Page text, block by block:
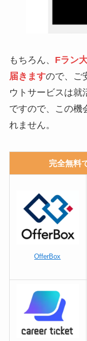
もちろん、 Fラン
届きますので、ご
ウトサービスは就
ですので、この機
れません。
完全無料
OfferBox